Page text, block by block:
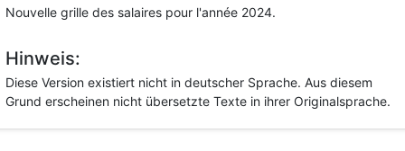
Nouvelle grille des salaires pour l'année 2024.
Hinweis:
Diese Version existiert nicht in deutscher Sprache. Aus diesem
Grund erscheinen nicht übersetzte Texte in ihrer Originalsprache.